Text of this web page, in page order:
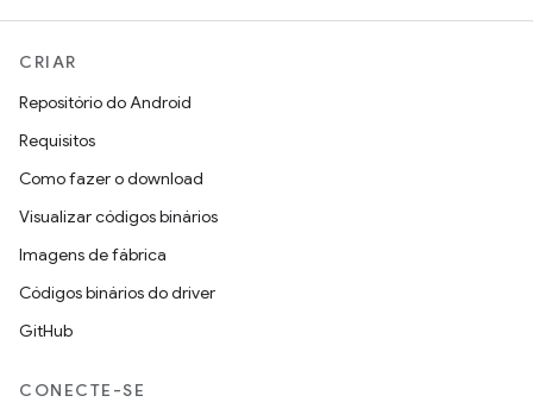
CRIAR
Repositório do Android
Requisitos
Como fazer o download
Visualizar códigos binários
Imagens de fábrica
Códigos binários do driver
GitHub
CONECTE-SE